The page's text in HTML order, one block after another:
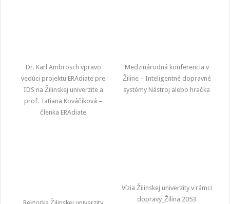
Dr. Karl Ambrosch vpravo
vedúci projektu ERAdiate pre
IDS na Žilinskej univerzite a
prof. Tatiana Kováčiková –
členka ERAdiate
Medzinárodná konferencia v
Žiline – Inteligentné dopravné
systémy Nástroj alebo hračka
Vízia Žilinskej univerzity v rámci
dopravy_Žilina 2053